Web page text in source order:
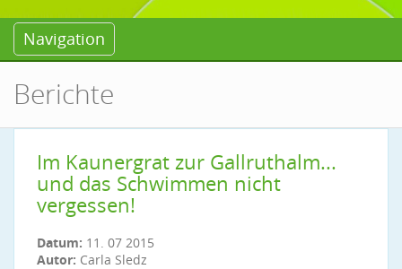
Navigation
Berichte
Im Kaunergrat zur Gallruthalm...
und das Schwimmen nicht
vergessen!
Datum: 11. 07 2015
Autor: Carla Sledz